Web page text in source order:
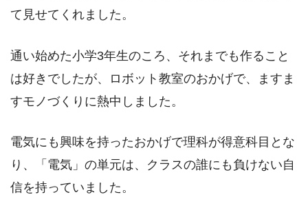
て見せてくれました。
通い始めた小学3年生のころ、それまでも作ること
は好きでしたが、ロボット教室のおかげで、ますま
すモノづくりに熱中しました。
電気にも興味を持ったおかげで理科が得意科目とな
り、「電気」の単元は、クラスの誰にも負けない自
信を持っていました。